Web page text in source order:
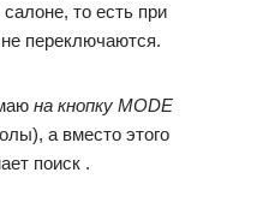
то есть при
переключаются.
на кнопку MODE
а вместо этого
поиск .